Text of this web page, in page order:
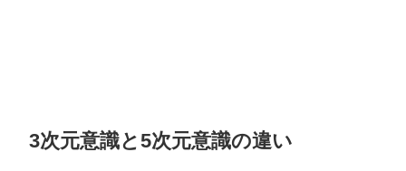
3次元意識と5次元意識の違い